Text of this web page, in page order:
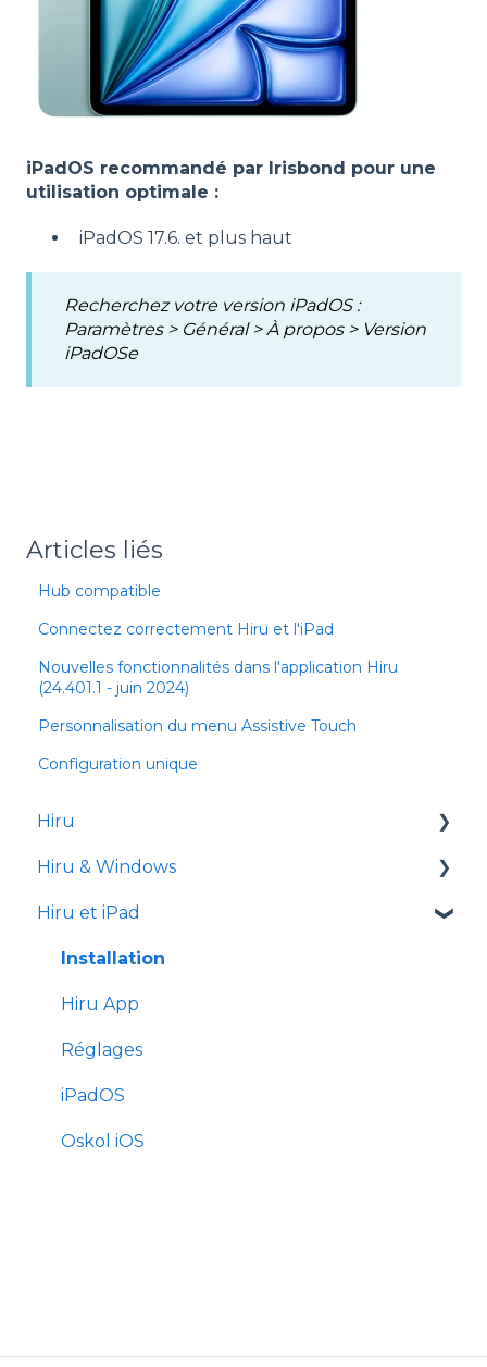
iPadOS recommandé par Irisbond pour une
utilisation optimale :
iPadOS 17.6. et plus haut
Recherchez votre version iPadOS :
Paramètres > Général > À propos > Version
iPadOSe
Articles liés
Hub compatible
Connectez correctement Hiru et l'iPad
Nouvelles fonctionnalités dans l'application Hiru
(24.401.1 - juin 2024)
Personnalisation du menu Assistive Touch
Configuration unique
Hiru
Notes de version
Hiru & Windows
Easy Click
Systray
Hiru et iPad
Installation
Hiru App
Réglages
iPadOS
Oskol iOS